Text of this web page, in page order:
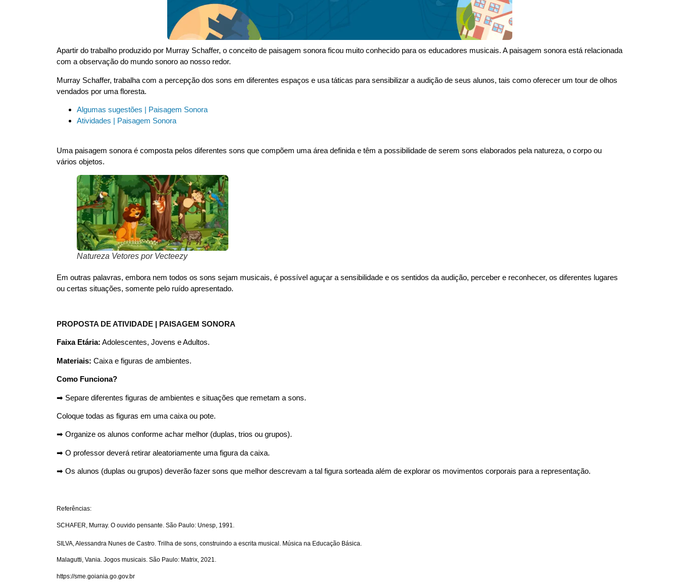
Apartir do trabalho produzido por Murray Schaffer, o conceito de paisagem sonora ficou muito conhecido para os educadores musicais. A paisagem sonora está relacionada
com a observação do mundo sonoro ao nosso redor.
Murray Schaffer, trabalha com a percepção dos sons em diferentes espaços e usa táticas para sensibilizar a audição de seus alunos, tais como oferecer um tour de olhos
vendados por uma floresta.
Algumas sugestões | Paisagem Sonora
Atividades | Paisagem Sonora
Uma paisagem sonora é composta pelos diferentes sons que compõem uma área definida e têm a possibilidade de serem sons elaborados pela natureza, o corpo ou
vários objetos.
Natureza Vetores por Vecteezy
Em outras palavras, embora nem todos os sons sejam musicais, é possível aguçar a sensibilidade e os sentidos da audição, perceber e reconhecer, os diferentes lugares
ou certas situações, somente pelo ruído apresentado.
PROPOSTA DE ATIVIDADE | PAISAGEM SONORA
Faixa Etária: Adolescentes, Jovens e Adultos.
Materiais: Caixa e figuras de ambientes.
Como Funciona?
➡︎ Separe diferentes figuras de ambientes e situações que remetam a sons.
Coloque todas as figuras em uma caixa ou pote.
➡︎ Organize os alunos conforme achar melhor (duplas, trios ou grupos).
➡︎ O professor deverá retirar aleatoriamente uma figura da caixa.
➡︎ Os alunos (duplas ou grupos) deverão fazer sons que melhor descrevam a tal figura sorteada além de explorar os movimentos corporais para a representação.
Referências:
SCHAFER, Murray. O ouvido pensante. São Paulo: Unesp, 1991.
SILVA, Alessandra Nunes de Castro. Trilha de sons, construindo a escrita musical. Música na Educação Básica.
Malagutti, Vania. Jogos musicais. São Paulo: Matrix, 2021.
https://sme.goiania.go.gov.br